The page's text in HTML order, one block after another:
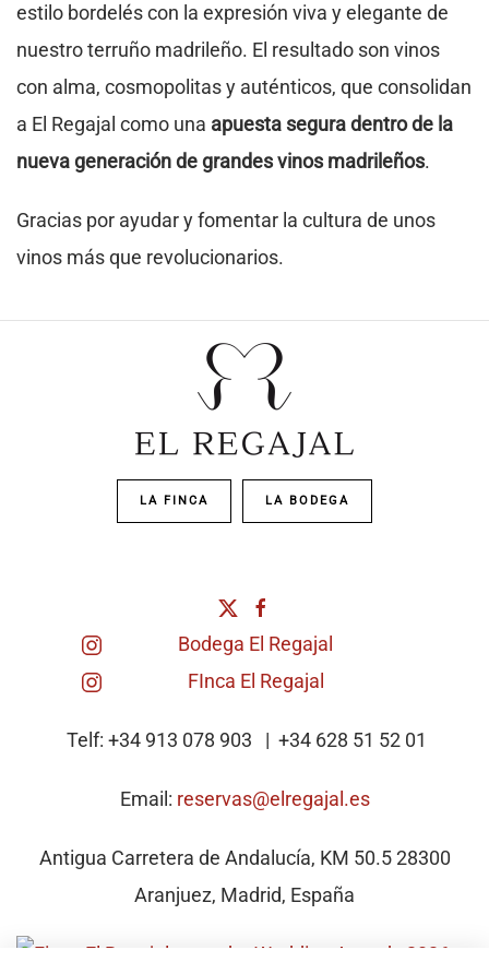
estilo bordelés con la expresión viva y elegante de
nuestro terruño madrileño. El resultado son vinos
con alma, cosmopolitas y auténticos, que consolidan
a El Regajal como una apuesta segura dentro de la
nueva generación de grandes vinos madrileños.
Gracias por ayudar y fomentar la cultura de unos
vinos más que revolucionarios.
LA FINCA LA BODEGA
Bodega El Regajal
FInca El Regajal
Telf: +34 913 078 903 | +34 628 51 52 01
Email: reservas@elregajal.es
Antigua Carretera de Andalucía, KM 50.5 28300
Aranjuez, Madrid, España